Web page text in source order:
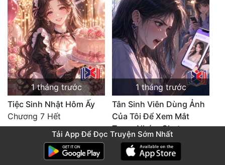
1 tháng trước
Tiệc Sinh Nhật Hôm Ấy
Chương 7 Hết
1 tháng trước
Tân Sinh Viên Dùng Ảnh
Của Tôi Để Xem Mắt
Trong Nhóm Chat
Chương 9 Hết
Tải App Để Đọc Truyện Sớm Nhất